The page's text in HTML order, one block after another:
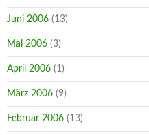
Juni 2006 (13)
Mai 2006 (3)
April 2006 (1)
März 2006 (9)
Februar 2006 (13)